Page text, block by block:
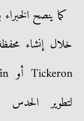
كما ينصح
خلال إنشاء
لتطوير الحدس